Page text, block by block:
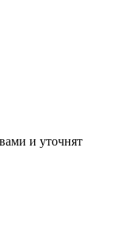
и уточнят